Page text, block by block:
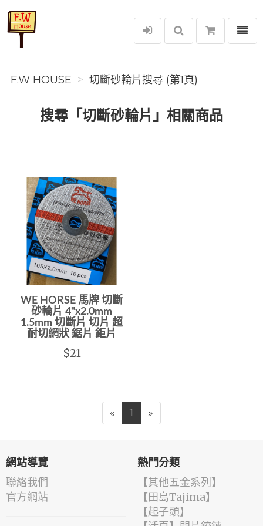
F.W House
選單
F.W HOUSE 切斷砂輪片搜尋 (第1頁)
搜尋「切斷砂輪片」相關商品
WE HORSE 馬牌 切斷
砂輪片 4"x2.0mm
1.5mm 切斷片 切片 超
耐切網狀 鋸片 鉅片
$21
« 1 »
網站導覽
聯絡我們
官方網站
熱門分類
【其他五金系列】
【田島Tajima】
【起子頭】